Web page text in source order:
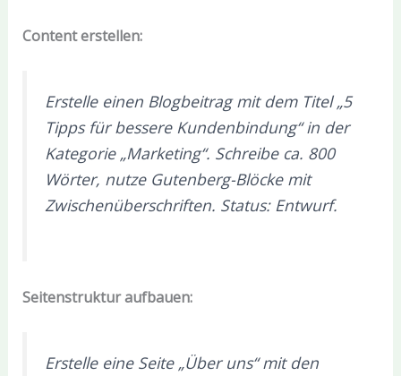
Content erstellen:
Erstelle einen Blogbeitrag mit dem Titel „5
Tipps für bessere Kundenbindung“ in der
Kategorie „Marketing“. Schreibe ca. 800
Wörter, nutze Gutenberg-Blöcke mit
Zwischenüberschriften. Status: Entwurf.
Seitenstruktur aufbauen:
Erstelle eine Seite „Über uns“ mit den